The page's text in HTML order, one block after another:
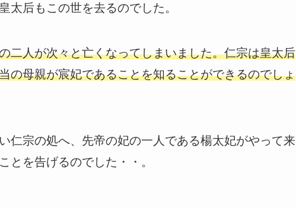
太后もこの世を去るのでした。
二人が次々と亡くなってしまいました。仁宗は皇太后
の母親が宸妃であることを知ることができるのでしょ
仁宗の処へ、先帝の妃の一人である楊太妃がやって来
とを告げるのでした・・。